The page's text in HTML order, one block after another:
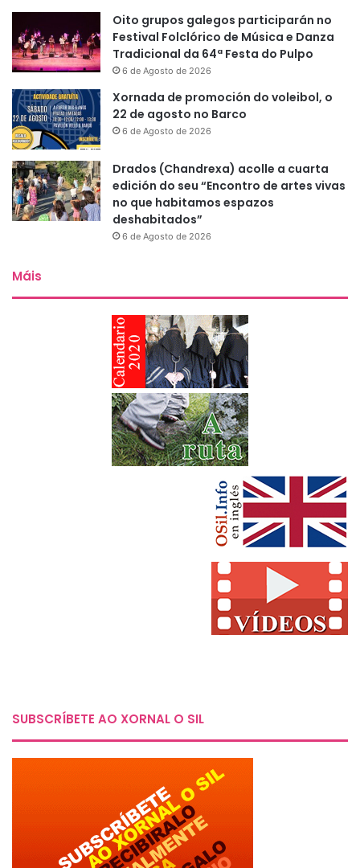
Oito grupos galegos participarán no
Festival Folclórico de Música e Danza
Tradicional da 64ª Festa do Pulpo
6 de Agosto de 2026
Xornada de promoción do voleibol, o
22 de agosto no Barco
6 de Agosto de 2026
Drados (Chandrexa) acolle a cuarta
edición do seu “Encontro de artes vivas
no que habitamos espazos
deshabitados”
6 de Agosto de 2026
Máis
SUBSCRÍBETE AO XORNAL O SIL